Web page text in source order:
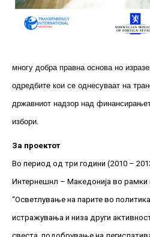
многу добра правна основа но
одредбите кои се однесуваат на
државниот надзор над
избори.
За проектот
Во период од три години (2010 –
Интернешнл – Македонија во
“Осветлување на парите во
истражувања и низа други